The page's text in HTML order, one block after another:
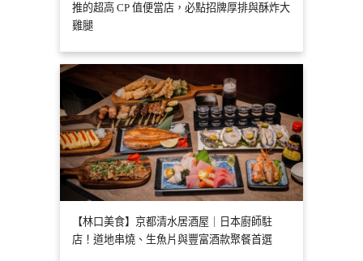
推的超高 CP 值便當店，必點招牌厚排與酥炸大
雞腿
【林口美食】京都清水居酒屋｜日本廚師駐
店！道地串燒、生魚片與豐富酒款聚餐首選